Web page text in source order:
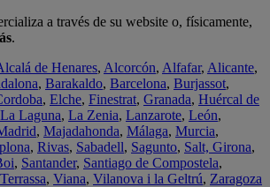
a través de su website o, físicamente,
.
de Henares, Alcorcón, Alfafar, Alicante,
, Barakaldo, Barcelona, Burjassot,
, Elche, Finestrat, Granada, Huércal de
La Laguna, La Zenia, Lanzarote, León,
, Majadahonda, Málaga, Murcia,
, Rivas, Sabadell, Sagunto, Salt, Girona,
, Santander, Santiago de Compostela,
Terrassa, Viana, Vilanova i la Geltrú, Zaragoza